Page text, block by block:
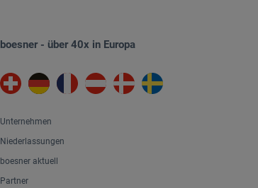
boesner - über 40x in Europa
Unternehmen
Niederlassungen
boesner aktuell
Partner